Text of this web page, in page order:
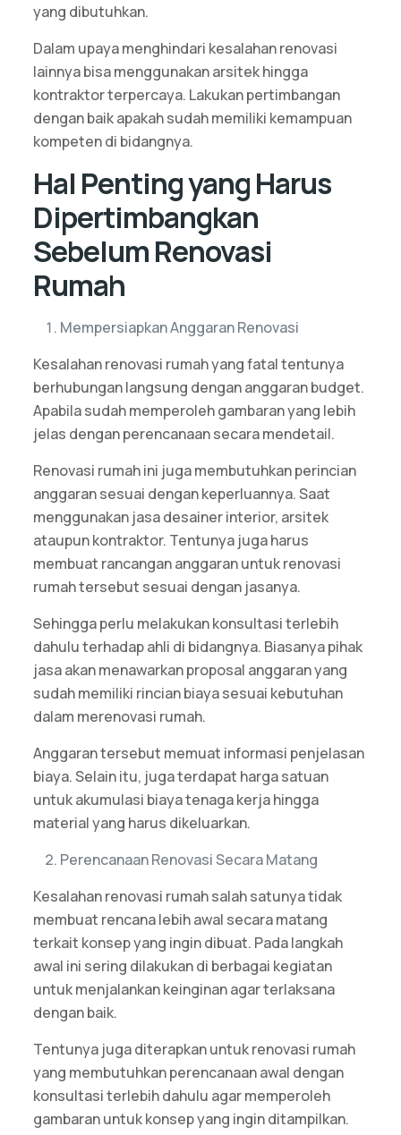
yang dibutuhkan.
Dalam upaya menghindari kesalahan renovasi
lainnya bisa menggunakan arsitek hingga
kontraktor terpercaya. Lakukan pertimbangan
dengan baik apakah sudah memiliki kemampuan
kompeten di bidangnya.
Hal Penting yang Harus
Dipertimbangkan
Sebelum Renovasi
Rumah
Mempersiapkan Anggaran Renovasi
Kesalahan renovasi rumah yang fatal tentunya
berhubungan langsung dengan anggaran budget.
Apabila sudah memperoleh gambaran yang lebih
jelas dengan perencanaan secara mendetail.
Renovasi rumah ini juga membutuhkan perincian
anggaran sesuai dengan keperluannya. Saat
menggunakan jasa desainer interior, arsitek
ataupun kontraktor. Tentunya juga harus
membuat rancangan anggaran untuk renovasi
rumah tersebut sesuai dengan jasanya.
Sehingga perlu melakukan konsultasi terlebih
dahulu terhadap ahli di bidangnya. Biasanya pihak
jasa akan menawarkan proposal anggaran yang
sudah memiliki rincian biaya sesuai kebutuhan
dalam merenovasi rumah.
Anggaran tersebut memuat informasi penjelasan
biaya. Selain itu, juga terdapat harga satuan
untuk akumulasi biaya tenaga kerja hingga
material yang harus dikeluarkan.
Perencanaan Renovasi Secara Matang
Kesalahan renovasi rumah salah satunya tidak
membuat rencana lebih awal secara matang
terkait konsep yang ingin dibuat. Pada langkah
awal ini sering dilakukan di berbagai kegiatan
untuk menjalankan keinginan agar terlaksana
dengan baik.
Tentunya juga diterapkan untuk renovasi rumah
yang membutuhkan perencanaan awal dengan
konsultasi terlebih dahulu agar memperoleh
gambaran untuk konsep yang ingin ditampilkan.